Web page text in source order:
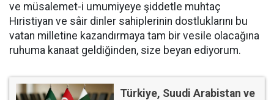
ve müsalemet-i umumiyeye şiddetle muhtaç
Hıristiyan ve sâir dinler sahiplerinin dostluklarını bu
vatan milletine kazandırmaya tam bir vesile olacağına
ruhuma kanaat geldiğinden, size beyan ediyorum.
Türkiye, Suudi Arabistan ve